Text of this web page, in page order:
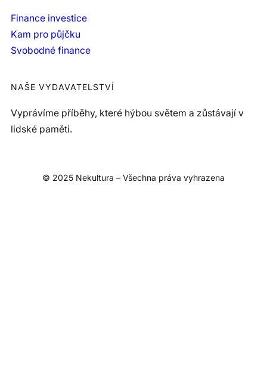
Finance investice
Kam pro půjčku
Svobodné finance
NAŠE VYDAVATELSTVÍ
Vyprávíme příběhy, které hýbou světem a zůstávají v
lidské paměti.
© 2025 Nekultura – Všechna práva vyhrazena